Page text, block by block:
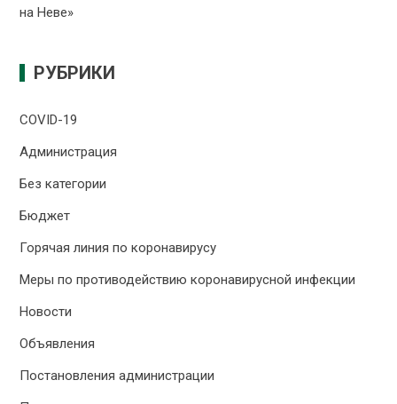
на Неве»
РУБРИКИ
COVID-19
Администрация
Без категории
Бюджет
Горячая линия по коронавирусу
Меры по противодействию коронавирусной инфекции
Новости
Объявления
Постановления администрации